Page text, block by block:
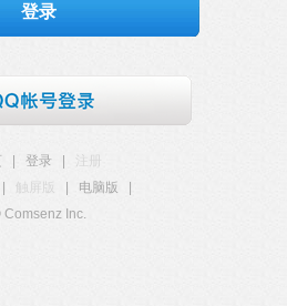
登录
登录
注册
触屏版 电脑版
Comsenz Inc.